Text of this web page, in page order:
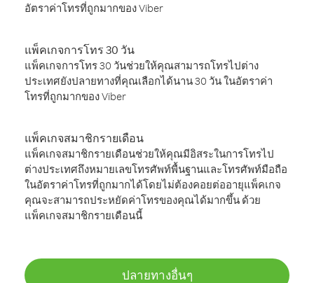
อัตราค่าโทรที่ถูกมากของ Viber
แพ็คเกจการโทร 30 วัน
แพ็คเกจการโทร 30 วันช่วยให้คุณสามารถโทรไปต่าง
ประเทศยังปลายทางที่คุณเลือกได้นาน 30 วัน ในอัตราค่า
โทรที่ถูกมากของ Viber
แพ็คเกจสมาชิกรายเดือน
แพ็คเกจสมาชิกรายเดือนช่วยให้คุณมีอิสระในการโทรไป
ต่างประเทศถึงหมายเลขโทรศัพท์พื้นฐานและโทรศัพท์มือถือ
ในอัตราค่าโทรที่ถูกมากได้โดยไม่ต้องคอยต่ออายุแพ็คเกจ
คุณจะสามารถประหยัดค่าโทรของคุณได้มากขึ้น ด้วย
แพ็คเกจสมาชิกรายเดือนนี้
ปลายทางอื่นๆ